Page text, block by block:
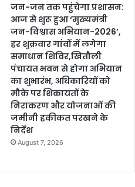
जन-जन तक पहुंचेगा प्रशासन:
आज से शुरू हुआ ‘मुख्यमंत्री
जन-विश्वास अभियान-2026’,
हर शुक्रवार गांवों में लगेगा
समाधान शिविर,खितौली
पंचायत भवन से होगा अभियान
का शुभारंभ, अधिकारियों को
मौके पर शिकायतों के
निराकरण और योजनाओं की
जमीनी हकीकत परखने के
निर्देश
August 7, 2026